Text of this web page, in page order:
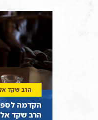
הרב שקד
הקדמה
הרב שקד